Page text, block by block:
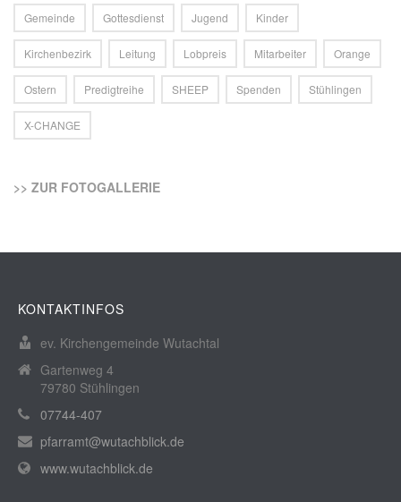
Gemeinde Gottesdienst Jugend Kinder
Kirchenbezirk Leitung Lobpreis Mitarbeiter Orange
Ostern Predigtreihe SHEEP Spenden Stühlingen
X-CHANGE
>> ZUR FOTOGALLERIE
KONTAKTINFOS
ev. Kirchengemeinde Wutachtal
Gartenweg 4
79780 Stühlingen
07744-407
pfarramt@wutachblick.de
www.wutachblick.de